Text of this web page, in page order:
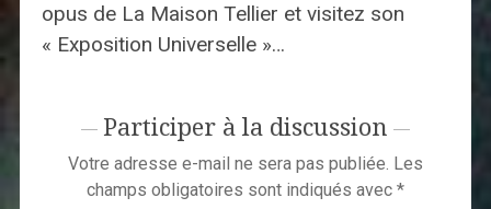
opus de La Maison Tellier et visitez son
« Exposition Universelle »…
Participer à la discussion
Votre adresse e-mail ne sera pas publiée. Les
champs obligatoires sont indiqués avec *